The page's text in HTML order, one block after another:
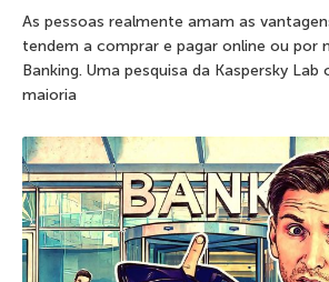
As pessoas realmente amam as
tendem a comprar e pagar online ou por
Banking. Uma pesquisa da Kaspersky
maioria